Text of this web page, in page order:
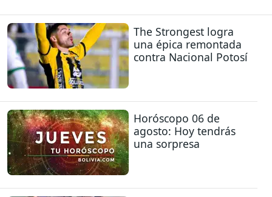
The Strongest logra
una épica remontada
contra Nacional Potosí
Horóscopo 06 de
agosto: Hoy tendrás
una sorpresa